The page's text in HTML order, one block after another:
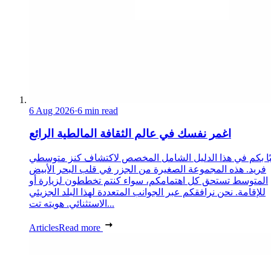
6 Aug 2026·6 min read
اغمر نفسك في عالم الثقافة المالطية الرائع
بكم في هذا الدليل الشامل المخصص لاكتشاف كنز متوسطي
فريد. هذه المجموعة الصغيرة من الجزر في قلب البحر الأبيض
المتوسط تستحق كل اهتمامكم، سواء كنتم تخططون لزيارة أو
للإقامة. نحن نرافقكم عبر الجوانب المتعددة لهذا البلد الجزيئي
الاستثنائي. هويته تت...
ArticlesRead more